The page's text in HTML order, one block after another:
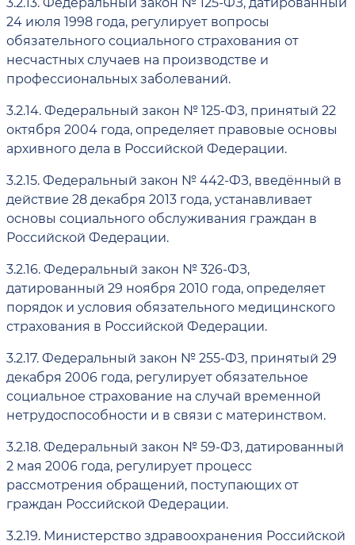
24 июля 1998 года, регулирует вопросы
обязательного социального страхования от
несчастных случаев на производстве и
профессиональных заболеваний.
3.2.14.Федеральный закон № 125-ФЗ, принятый 22
октября 2004 года, определяет правовые основы
архивного дела в Российской Федерации.
3.2.15.Федеральный закон № 442-ФЗ, введённый в
действие 28 декабря 2013 года, устанавливает
основы социального обслуживания граждан в
Российской Федерации.
3.2.16.Федеральный закон № 326-ФЗ,
датированный 29 ноября 2010 года, определяет
порядок и условия обязательного медицинского
страхования в Российской Федерации.
3.2.17.Федеральный закон № 255-ФЗ, принятый 29
декабря 2006 года, регулирует обязательное
социальное страхование на случай временной
нетрудоспособности и в связи с материнством.
3.2.18.Федеральный закон № 59-ФЗ, датированный
2 мая 2006 года, регулирует процесс
рассмотрения обращений, поступающих от
граждан Российской Федерации.
3.2.19. Министерство здравоохранения Российской